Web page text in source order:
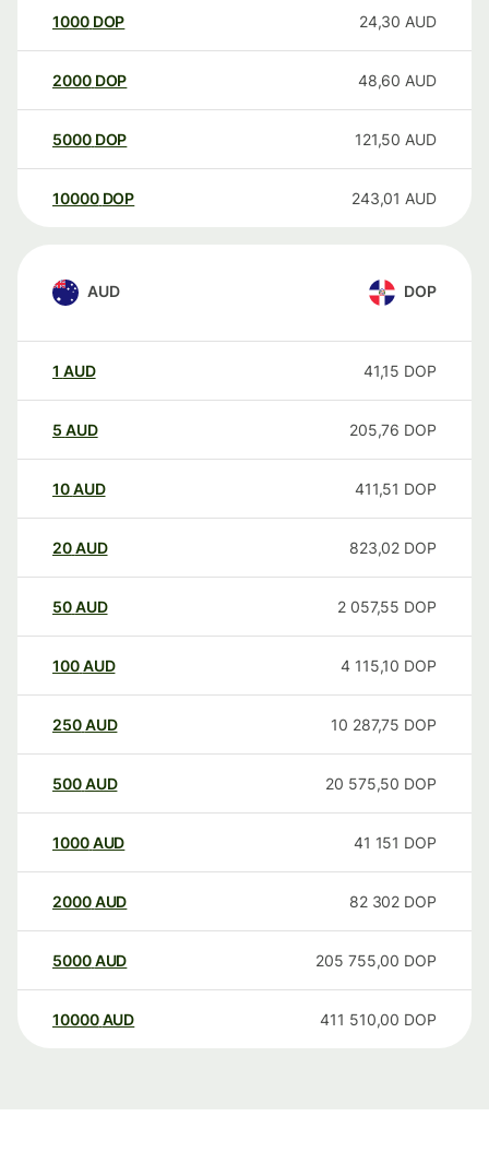
1000 DOP 24,30 AUD
2000 DOP 48,60 AUD
5000 DOP 121,50 AUD
10000 DOP 243,01 AUD
AUD DOP
1 AUD 41,15 DOP
5 AUD 205,76 DOP
10AUD 411,51 DOP
20AUD 823,02 DOP
50AUD 2 057,55 DOP
100AUD 4 115,10 DOP
250AUD 10 287,75 DOP
500AUD 20 575,50 DOP
1000AUD 41 151 DOP
2000AUD 82 302 DOP
5000AUD 205 755,00 DOP
10000 AUD 411 510,00 DOP